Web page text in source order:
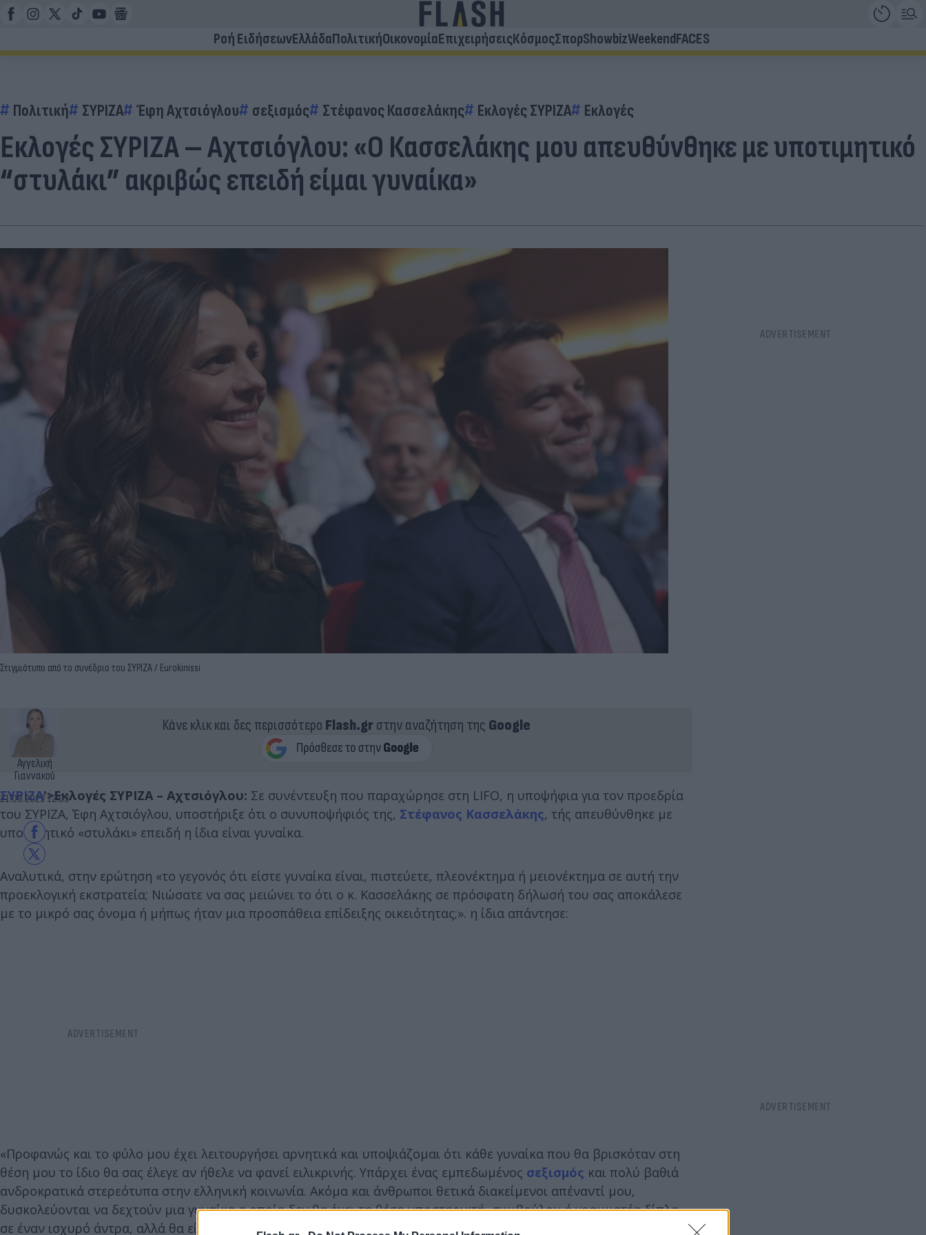
Ροή ΕιδήσεωνΕλλάδαΠολιτικήΟικονομίαΕπιχειρήσειςΚόσμοςΣπορShowbizWeekendFACES
Πολιτική ΣΥΡΙΖΑ Έφη Αχτσιόγλου σεξισμός Στέφανος Κασσελάκης Εκλογές ΣΥΡΙΖΑ Εκλογές
Εκλογές ΣΥΡΙΖΑ – Αχτσιόγλου: «Ο Κασσελάκης μου απευθύνθηκε με υποτιμητικό
“στυλάκι” ακριβώς επειδή είμαι γυναίκα»
Στιγμιότυπο από το συνέδριο του ΣΥΡΙΖΑ / Eurokinissi
Αγγελική
Γιαννακού
21.09.2023 12:03
Κάνε κλικ και δες περισσότερο Flash.grστην αναζήτηση της Google
ΣΥΡΙΖΑ'>Εκλογές ΣΥΡΙΖΑ – Αχτσιόγλου: Σε συνέντευξη που παραχώρησε στη LIFO, η υποψήφια για τον προεδρία
του ΣΥΡΙΖΑ, Έφη Αχτσιόγλου, υποστήριξε ότι ο συνυποψήφιός της, Στέφανος Κασσελάκης, τής απευθύνθηκε με
υποτιμητικό «στυλάκι» επειδή η ίδια είναι γυναίκα.
Αναλυτικά, στην ερώτηση «το γεγονός ότι είστε γυναίκα είναι, πιστεύετε, πλεονέκτημα ή μειονέκτημα σε αυτή την
προεκλογική εκστρατεία; Νιώσατε να σας μειώνει το ότι ο κ. Κασσελάκης σε πρόσφατη δήλωσή του σας αποκάλεσε
με το μικρό σας όνομα ή μήπως ήταν μια προσπάθεια επίδειξης οικειότητας;». η ίδια απάντησε:
«Προφανώς και το φύλο μου έχει λειτουργήσει αρνητικά και υποψιάζομαι ότι κάθε γυναίκα που θα βρισκόταν στη
θέση μου το ίδιο θα σας έλεγε αν ήθελε να φανεί ειλικρινής. Υπάρχει ένας εμπεδωμένος σεξισμός και πολύ βαθιά
ανδροκρατικά στερεότυπα στην ελληνική κοινωνία. Ακόμα και άνθρωποι θετικά διακείμενοι απέναντί μου,
δυσκολεύονται να δεχτούν μια γυναίκα η οποία δεν θα έχει τη θέση υποστηρικτή, συμβούλου ή γραμματέα δίπλα
σε έναν ισχυρό άντρα, αλλά θα είναι η ίδια στο τιμόνι. Αυτό συμβαίνει και μέσα στον ΣΥΡΙΖΑ-Π.Σ., αν και σε πολύ